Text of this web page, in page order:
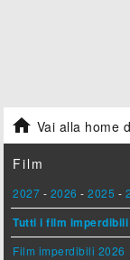
 Vai alla home
Film
2027 - 2026 -2025 -
Tutti i film imperdibili
Film imperdibili 2026